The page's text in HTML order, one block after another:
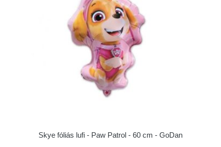
Skye fóliás lufi - Paw Patrol - 60 cm - GoDan